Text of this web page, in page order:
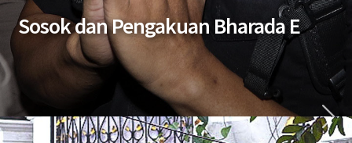
Sosok dan Pengakuan Bharada E